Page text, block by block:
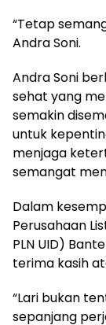
“Tetap
Andra Soni.
Andra Soni
sehat yang
semakin
untuk
menjaga
semangat
Dalam
Perusahaan
PLN UID)
terima kasih
“Lari bukan
sepanjang